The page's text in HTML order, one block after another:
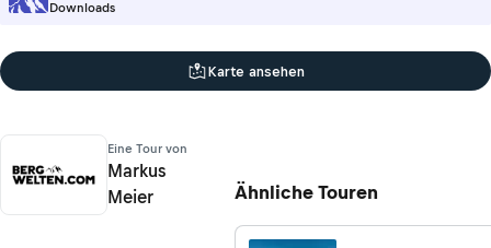
Downloads
Karte ansehen
Eine Tour von
Markus
Meier
Ähnliche Touren